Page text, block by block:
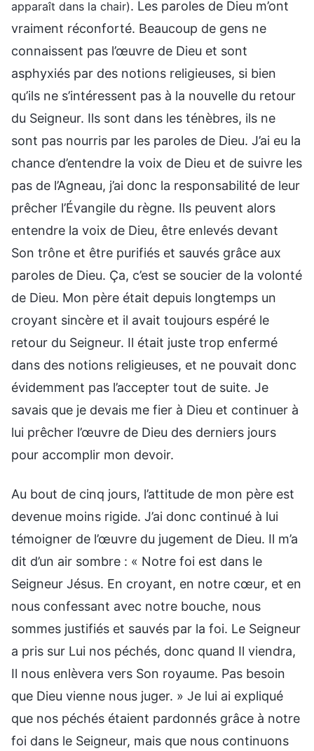
apparaît dans la chair). Les paroles de Dieu m’ont
vraiment réconforté. Beaucoup de gens ne
connaissent pas l’œuvre de Dieu et sont
asphyxiés par des notions religieuses, si bien
qu’ils ne s’intéressent pas à la nouvelle du retour
du Seigneur. Ils sont dans les ténèbres, ils ne
sont pas nourris par les paroles de Dieu. J’ai eu la
chance d’entendre la voix de Dieu et de suivre les
pas de l’Agneau, j’ai donc la responsabilité de leur
prêcher l’Évangile du règne. Ils peuvent alors
entendre la voix de Dieu, être enlevés devant
Son trône et être purifiés et sauvés grâce aux
paroles de Dieu. Ça, c’est se soucier de la volonté
de Dieu. Mon père était depuis longtemps un
croyant sincère et il avait toujours espéré le
retour du Seigneur. Il était juste trop enfermé
dans des notions religieuses, et ne pouvait donc
évidemment pas l’accepter tout de suite. Je
savais que je devais me fier à Dieu et continuer à
lui prêcher l’œuvre de Dieu des derniers jours
pour accomplir mon devoir.
Au bout de cinq jours, l’attitude de mon père est
devenue moins rigide. J’ai donc continué à lui
témoigner de l’œuvre du jugement de Dieu. Il m’a
dit d’un air sombre : « Notre foi est dans le
Seigneur Jésus. En croyant, en notre cœur, et en
nous confessant avec notre bouche, nous
sommes justifiés et sauvés par la foi. Le Seigneur
a pris sur Lui nos péchés, donc quand Il viendra,
Il nous enlèvera vers Son royaume. Pas besoin
que Dieu vienne nous juger. » Je lui ai expliqué
que nos péchés étaient pardonnés grâce à notre
foi dans le Seigneur, mais que nous continuons